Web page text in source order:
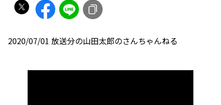
2020/07/01 放送分の山田太郎のさんちゃんねる